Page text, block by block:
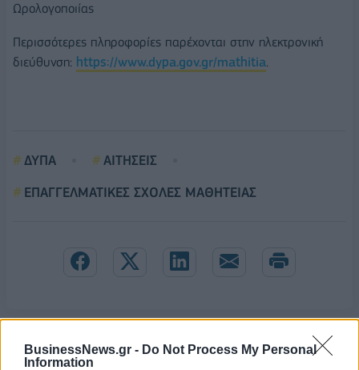
BusinessNews.gr - Do Not Process My Personal
Information
Ωρολογοποιίας
Περισσότερες πληροφορίες παρέχονται στην ηλεκτρονική
διεύθυνση: https://www.dypa.gov.gr/mathitia.
ΔΥΠΑ
ΑΙΤΗΣΕΙΣ
ΕΠΑΓΓΕΛΜΑΤΙΚΕΣ ΣΧΟΛΕΣ ΜΑΘΗΤΕΙΑΣ